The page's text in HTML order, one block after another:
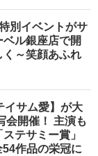
別イベントがサ
ル銀座店で開
～笑顔あふれ
イサム愛】が大
会開催！ 主演も
テサミー賞」
作品の栄冠に